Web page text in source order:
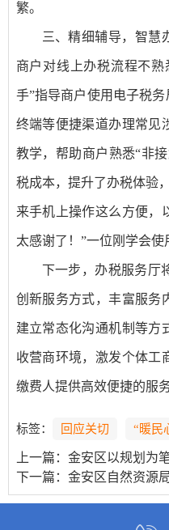
繁。
三、精细辅导，智慧
商户对线上办税流程不
手”指导商户使用电子税
终端等便捷渠道办理常见
教学，帮助商户熟悉“非
税成本，提升了办税体验
来手机上操作这么方便，
太感谢了！”一位刚学会
下一步，办税服务厅
创新服务方式，丰富服务
建立常态化沟通机制等方
收营商环境，激发个体工
缴费人提供高效便捷的服务
标签： 回应关切 “暖民
上一篇： 金安区以规划为
下一篇： 金安区自然资源